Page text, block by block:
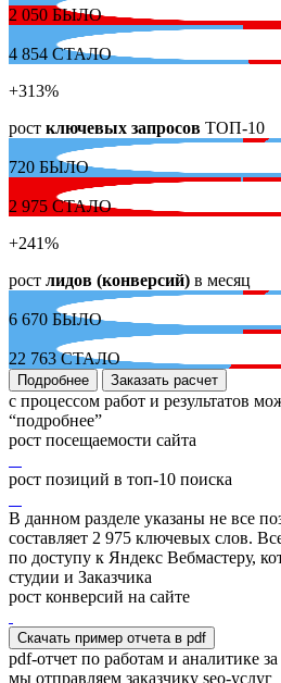
2 050 БЫЛО
4 854 СТАЛО
+313%
рост ключевых запросов ТОП-10
720 БЫЛО
2 975 СТАЛО
+241%
рост лидов (конверсий) в месяц
6 670 БЫЛО
22 763СТАЛО
Подробнее Заказать расчет
с процессом работ и результатов
“подробнее”
рост посещаемости сайта
рост позиций в топ-10 поиска
В данном разделе указаны не все
составляет 2 975 ключевых слов.
по доступу к Яндекс Вебмастеру,
студии и Заказчика
рост конверсий на сайте
Скачать пример отчета в pdf
pdf-отчет по работам и аналитике
мы отправляем заказчику seo-услуг